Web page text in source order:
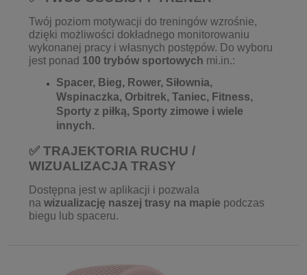
Twój poziom motywacji do treningów wzrośnie,
dzięki możliwości dokładnego monitorowaniu
wykonanej pracy i własnych postępów. Do wyboru
jest ponad 100 trybów sportowych mi.in.:
Spacer, Bieg, Rower, Siłownia,
Wspinaczka, Orbitrek, Taniec, Fitness,
Sporty z piłką, Sporty zimowe i wiele
innych.
✅ TRAJEKTORIA RUCHU /
WIZUALIZACJA TRASY
Dostępna jest w aplikacji i pozwala
na wizualizację naszej trasy na mapie podczas
biegu lub spaceru.